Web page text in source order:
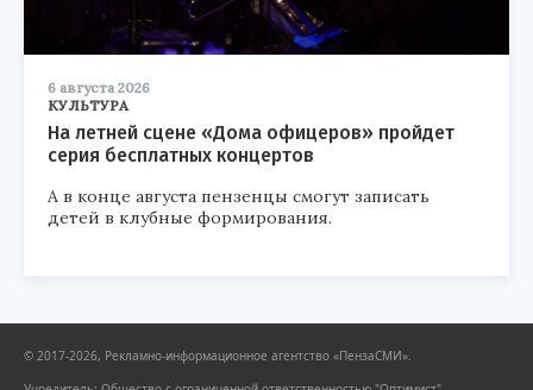
6 августа 2026
КУЛЬТУРА
На летней сцене «Дома офицеров» пройдет
серия бесплатных концертов
А в конце августа пензенцы смогут записать
детей в клубные формирования.
© 2017-2026, Рекламно-информационное агентство «ПензаСМИ».